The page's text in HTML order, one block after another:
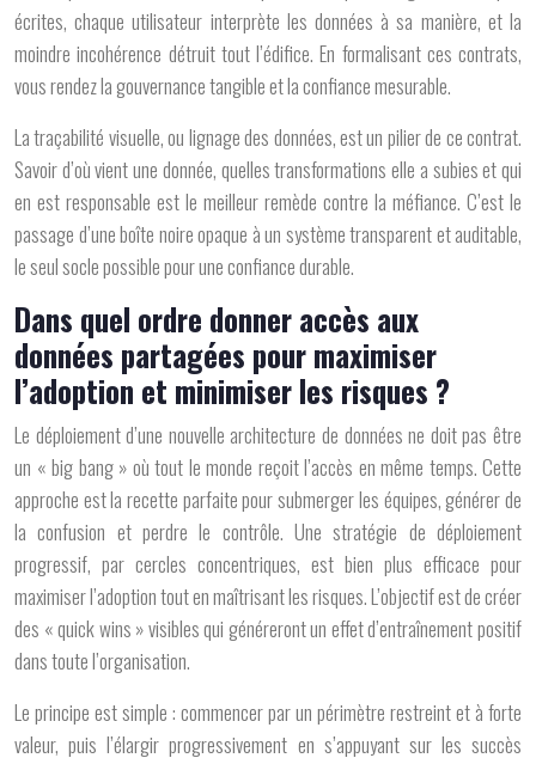
écrites, chaque utilisateur interprète les données à sa manière, et la
moindre incohérence détruit tout l’édifice. En formalisant ces contrats,
vous rendez la gouvernance tangible et la confiance mesurable.
La traçabilité visuelle, ou lignage des données, est un pilier de ce contrat.
Savoir d’où vient une donnée, quelles transformations elle a subies et qui
en est responsable est le meilleur remède contre la méfiance. C’est le
passage d’une boîte noire opaque à un système transparent et auditable,
le seul socle possible pour une confiance durable.
Dans quel ordre donner accès aux
données partagées pour maximiser
l’adoption et minimiser les risques ?
Le déploiement d’une nouvelle architecture de données ne doit pas être
un « big bang » où tout le monde reçoit l’accès en même temps. Cette
approche est la recette parfaite pour submerger les équipes, générer de
la confusion et perdre le contrôle. Une stratégie de déploiement
progressif, par cercles concentriques, est bien plus efficace pour
maximiser l’adoption tout en maîtrisant les risques. L’objectif est de créer
des « quick wins » visibles qui généreront un effet d’entraînement positif
dans toute l’organisation.
Le principe est simple : commencer par un périmètre restreint et à forte
valeur, puis l’élargir progressivement en s’appuyant sur les succès